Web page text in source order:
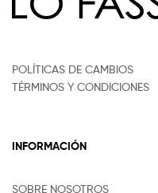
POLÍTICAS DE CAMBIOS
TÉRMINOS Y CONDICIONES
INFORMACIÓN
SOBRE NOSOTROS